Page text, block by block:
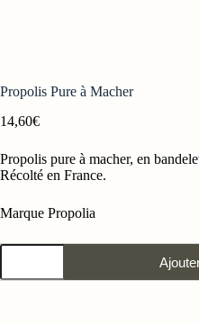
Propolis Pure à Macher
14,60€
Propolis pure à macher, en
Récolté en France.
Marque Propolia
quantité
Propolis